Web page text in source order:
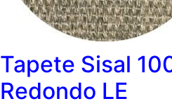
Tapete Sisal
Redondo LE